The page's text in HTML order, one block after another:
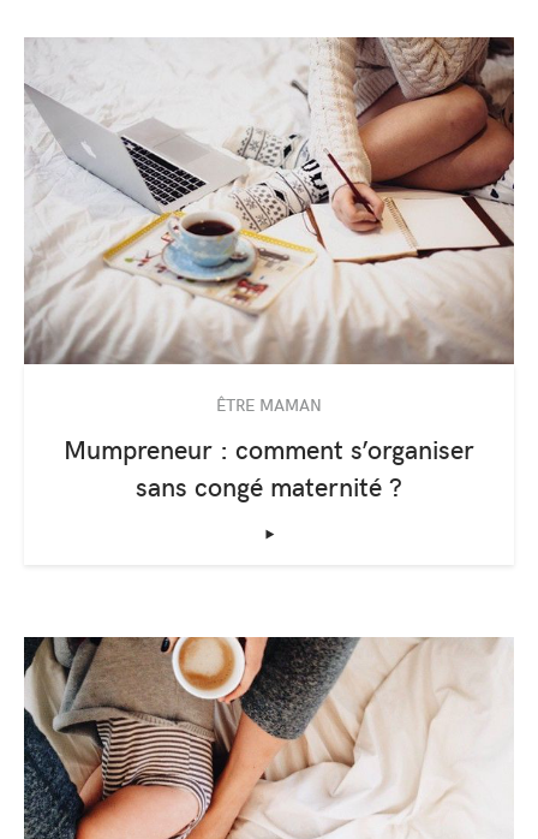
ÊTRE MAMAN
Mumpreneur : comment s’organiser
sans congé maternité ?
‣